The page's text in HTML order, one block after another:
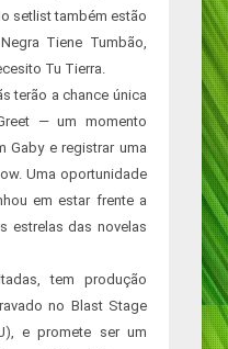
setlist também estão
Tiene Tumbão,
Tu Tierra.
terão a chance única
— um momento
Gaby e registrar uma
Uma oportunidade
em estar frente a
estrelas das novelas
tem produção
no Blast Stage
e promete ser um